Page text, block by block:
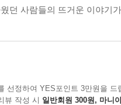
던 사람들의 뜨거운 이야기
선정하여 YES포인트 3만원을 드
뷰 작성 시 일반회원 300원, 마니